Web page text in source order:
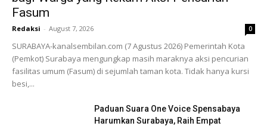
Fasum
Redaksi - August 7, 2026 0
SURABAYA-kanalsembilan.com (7 Agustus 2026) Pemerintah Kota
(Pemkot) Surabaya mengungkap masih maraknya aksi pencurian
fasilitas umum (Fasum) di sejumlah taman kota. Tidak hanya kursi
besi,...
Paduan Suara One Voice Spensabaya
Harumkan Surabaya, Raih Empat